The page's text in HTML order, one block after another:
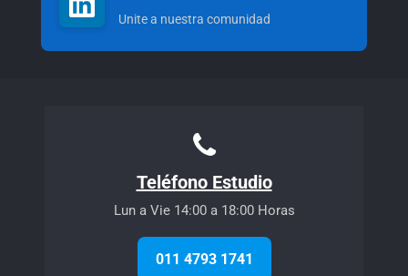
Unite a nuestra comunidad
Teléfono Estudio
Lun a Vie 14:00 a 18:00 Horas
011 4793 1741